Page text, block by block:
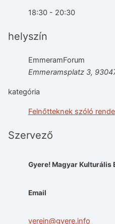
18:30 - 20:30
helyszín
EmmeramForum
Emmeramsplatz 3,
kategória
Felnőtteknek szóló
Szervező
Gyere! Magyar Kulturális
Email
verein@gyere.info